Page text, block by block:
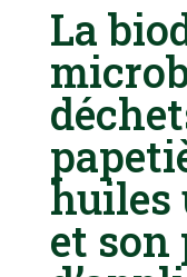
La
huiles
et